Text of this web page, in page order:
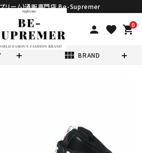
リーム)通販専門店 Be-Supremer
person favorite 0
shopping_cart
view_module BRAND